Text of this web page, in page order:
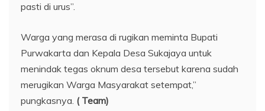
pasti di urus”.
Warga yang merasa di rugikan meminta Bupati
Purwakarta dan Kepala Desa Sukajaya untuk
menindak tegas oknum desa tersebut karena sudah
merugikan Warga Masyarakat setempat,”
pungkasnya. ( Team)